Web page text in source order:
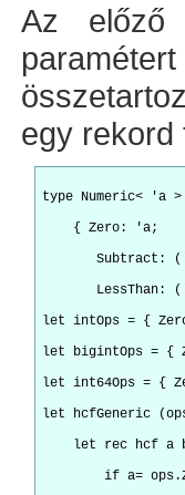
Az előző
egy rekord
type Numeric< 'a
{ Zero: 'a;
Subtract:
LessThan:
let intOps = {
let bigintOps = {
let int64Ops = {
let hcfGeneric
let rec hcf a
if a=